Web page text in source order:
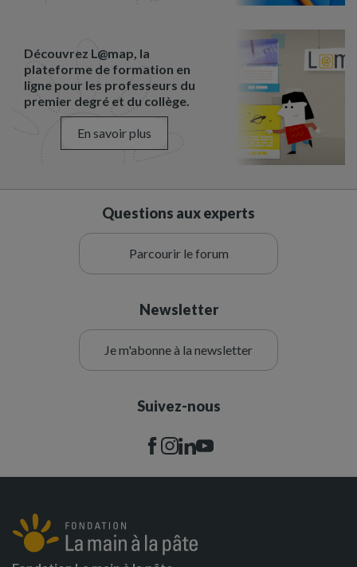
Découvrez L@map, la
plateforme de formation en
ligne pour les professeurs du
premier degré et du collège.
En savoir plus
Questions aux experts
Parcourir le forum
Newsletter
Je m'abonne à la newsletter
Suivez-nous